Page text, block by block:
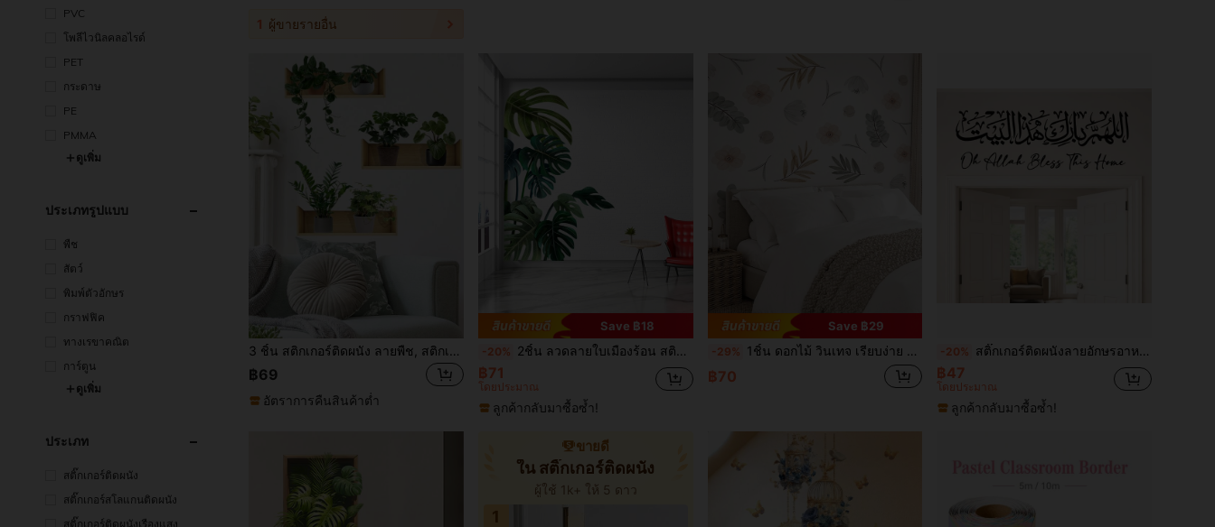
PVC
โพลีไวนิลคลอไรด์
PET
กระดาษ
PE
PMMA
ดูเพิ่ม
ประเภทรูปแบบ
พืช
สัตว์
พิมพ์ตัวอักษร
กราฟฟิค
ทางเรขาคณิต
การ์ตูน
ดูเพิ่ม
ประเภท
สติ๊กเกอร์ติดผนัง
สติ๊กเกอร์สโลแกนติดผนัง
สติ๊กเกอร์ติดผนังเรืองแสง
1 ผู้ขายรายอื่น
3 ชิ้น สติกเกอร์ติดผนัง ลายพืช, สติกเกอร์, สติกเกอร์ติดผนัง, สติกเกอร์วินิลสำหรับตกแต่งบ้าน, ของตกแต่งฤดูใบไม้ผลิ รีเฟรชบ้านของคุณ, สติกเกอร์ตกแต่งราม ของขวัญ วันเกิด การจบการศึกษา ตกแต่งโรงเรียน ของเซอร์ไพรส์ในหอพัก ตกแต่งห้องเรียน อุปกรณ์โรงเรียน
฿69
อัตราการคืนสินค้าต่ำ
Save ฿18
-20% 2ชิ้น ลวดลายใบเมืองร้อน สติกเกอร์ติดผนัง, สติกเกอร์ติดผนังพีวีซี สมัยใหม่ สำหรับตกแต่งบ้าน, สติกเกอร์, สติกเกอร์ติดผนัง, สติกเกอร์ไวนิลสำหรับตกแต่งบ้าน, ของตกแต่งฤดูใบไม้ผลิเพื่อรื่นรมย์บ้านของคุณ, สติกเกอร์ตกแต่งเทศกาล ของขวัญวันเกิด การจบการศึกษา
฿71
โดยประมาณ
ลูกค้ากลับมาซื้อซ้ำ!
Save ฿29
-29% 1ชิ้น ดอกไม้ วินเทจ เรียบง่าย สติกเกอร์ติดผนัง สีละเอียด ตกแต่งห้องนั่งเล่น พื้นหลังโบฮีเมียน ใบหลิว ใบยูคาลิปตัส ดอกไม้ สติกเกอร์ DIY ศิลปะตกแต่งผนัง โบฮีเมียน ตกแต่งบ้าน สติกเกอร์ สติกเกอร์ สติกเกอร์ติดผนัง วินิลสติกเกอร์ สำหรับตกแต่งบ้าน ของตกแต่งฤดูใบไม้ผลิ รีเฟรชบ้านของคุณ สติกเกอร์ตกแต่งรามา ของขวัญ วันเกิด วันสำเร็จการศึกษา
฿70
-20% สติ๊กเกอร์ติดผนังลายอักษรอาหรับอิสลามคลาสสิก | ของตกแต่งบ้านมุสลิม ของขวัญวันอีดเดือนรอมฎอน | สติ๊กเกอร์ไวนิลแบบลอกและติดสำหรับห้องนั่งเล่น ห้องนอน สำนักงาน ประตู ผนังศิลปะ
฿47
โดยประมาณ
ลูกค้ากลับมาซื้อซ้ำ!
ขายดี
ใน สติ๊กเกอร์ติดผนัง
ผู้ใช้ 1k+ ให้ 5 ดาว